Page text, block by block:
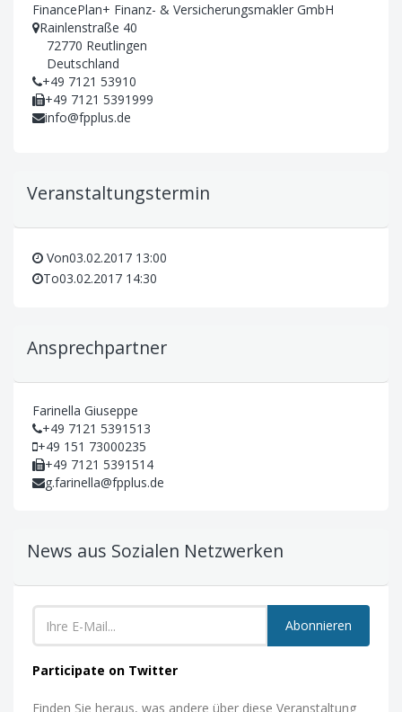
FinancePlan+ Finanz- & Versicherungsmakler GmbH
Rainlenstraße 40
72770 Reutlingen
Deutschland
+49 7121 53910
+49 7121 5391999
info@fpplus.de
Veranstaltungstermin
Von03.02.2017 13:00
To03.02.2017 14:30
Ansprechpartner
Farinella Giuseppe
+49 7121 5391513
+49 151 73000235
+49 7121 5391514
g.farinella@fpplus.de
News aus Sozialen Netzwerken
Abonnieren
Participate on Twitter
Finden Sie heraus, was andere über diese Veranstaltung